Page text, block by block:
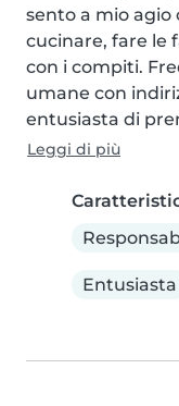
sento a mio agio
cucinare, fare le
con i compiti.
umane con
entusiasta di
Leggi di più
Entusiasta